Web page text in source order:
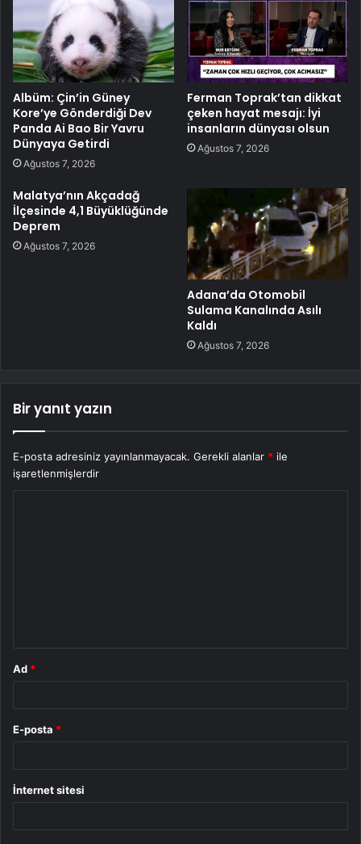
Albüm: Çin’in Güney
Kore’ye Gönderdiği Dev
Panda Ai Bao Bir Yavru
Dünyaya Getirdi
Ağustos 7, 2026
Ferman Toprak’tan dikkat
çeken hayat mesajı: İyi
insanların dünyası olsun
Ağustos 7, 2026
Malatya’nın Akçadağ
İlçesinde 4,1 Büyüklüğünde
Deprem
Ağustos 7, 2026
Adana’da Otomobil
Sulama Kanalında Asılı
Kaldı
Ağustos 7, 2026
Bir yanıt yazın
E-posta adresiniz yayınlanmayacak. Gerekli alanlar * ile
işaretlenmişlerdir
Ad *
E-posta *
İnternet sitesi